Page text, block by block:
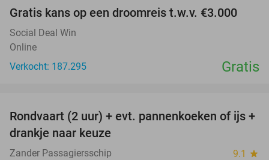
Gratis kans op een droomreis t.w.v. €3.000
Social Deal Win
Online
Verkocht: 187.295
Gratis
20%
TODAY
Rondvaart (2 uur) + evt. pannenkoeken of ijs +
drankje naar keuze
Zander Passagiersschip 9.1 star